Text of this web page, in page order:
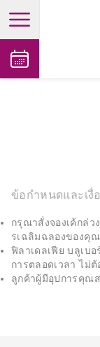
open main menu
ข้อกำหนดและเงื่
กรุณาสั่งจองเค้กล่ว
รเฉลิมฉลองของคุณ
ฟิลาเดลเฟีย บลูเบ
การตลอดเวลา ไม่
ลูกค้าผู้มีอุปการคุณ